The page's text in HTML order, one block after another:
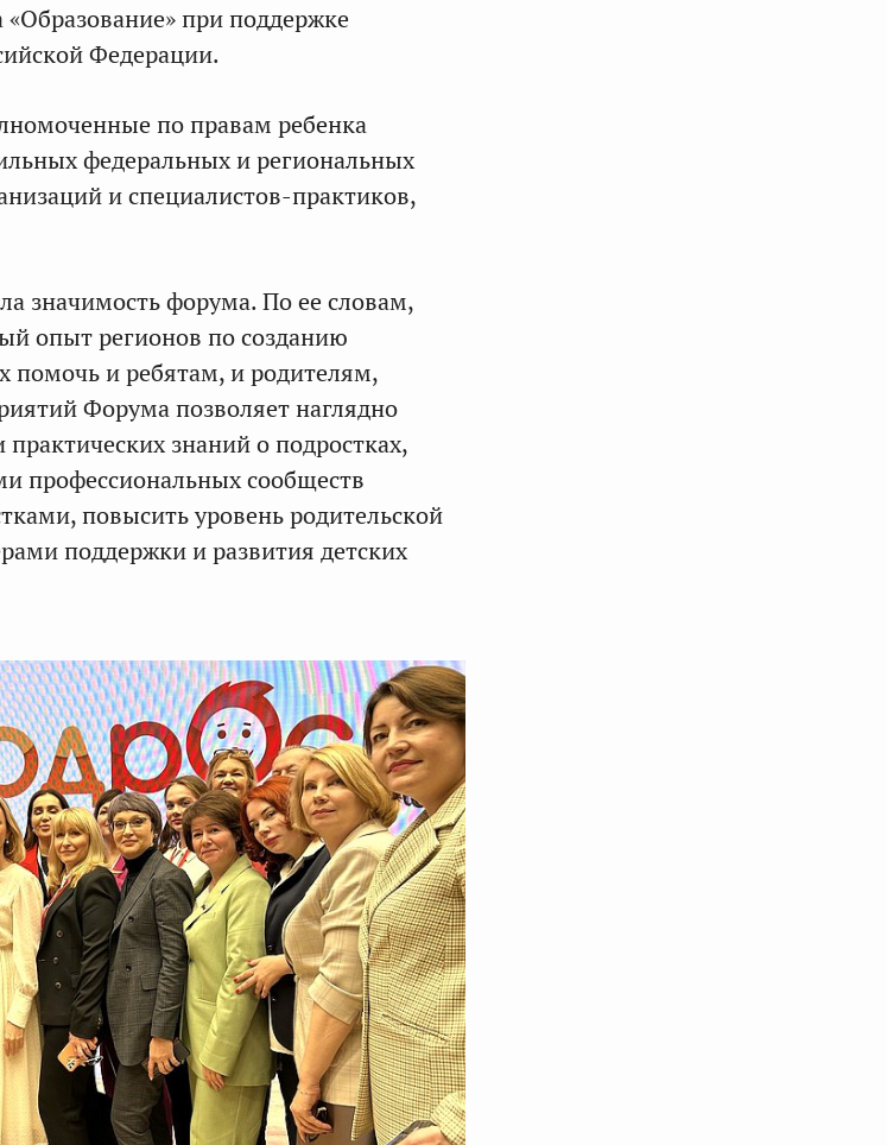
при поддержке
Федерации.
по правам ребенка
федеральных и региональных
и специалистов-практиков,
значимость форума. По ее словам,
опыт регионов по созданию
помочь и ребятам, и родителям,
Форума позволяет наглядно
знаний о подростках,
профессиональных сообществ
повысить уровень родительской
поддержки и развития детских